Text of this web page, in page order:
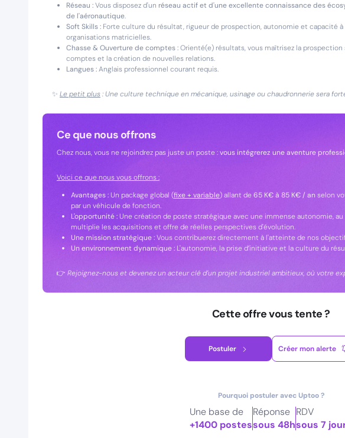
Réseau :Vous disposez d'un réseau actif et d'une excellente connaissance des
de l'aéronautique.
Soft Skills : Forte culture du résultat, rigueur de prospection, autonomie et capacité à
organisations matricielles.
Chasse & Ouverture de comptes :Orienté(e) résultats, vous maîtrisez la
comptes et la création de nouvelles relations.
Langues :Anglais professionnel courant requis.
✨ Le petit plus: Une culture technique en mécanique, usinage ou chaudronnerie sera
Ce que nous offrons
Chez nous, vous ne rejoindrez pas juste un poste :vous intégrerez une aventure
Voici ce que nous vous offrons :
Avantages :Un package global (fixe + variable) allant de65 K€ à 85 K€ / anselon
par un véhicule de fonction.
L'opportunité :Une création de poste stratégique avec une immense autonomie,
multiplie les acquisitions et offre de réelles perspectives d'évolution.
Une mission stratégique :Vous contribuerez directement à l'atteinte de nos
Un environnement dynamique : L'autonomie, la prise d’initiative et la culture du
👉 Rejoignez-nous et devenez un acteur clé d’un projet industriel ambitieux, où votre
Cette offre vous tente ?
Postuler Créer mon alerte
Pourquoi postuler avec Uptoo ?
Une base de
+1400 postes
Réponse
sous 48h
RDV
sous 7